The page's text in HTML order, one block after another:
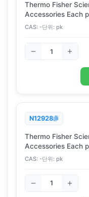
Thermo Fisher
Accessories Each
CAS: -단위: pk
N12928
Thermo Fisher
Accessories Each
CAS: -단위: pk